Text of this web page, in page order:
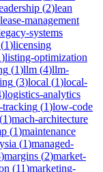
(2)lean
lease-management
systems
(1)licensing
)listing-optimization
(1)llm (4)llm-
(3)local (1)local-
)logistics-analytics
tracking (1)low-code
(1)mach-architecture
(1)maintenance
(1)managed-
)margins (2)market-
(11)marketing-